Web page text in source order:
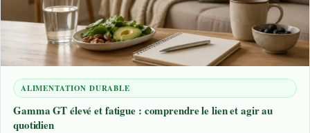
ALIMENTATION DURABLE
Gamma GT élevé et fatigue : comprendre le lien et agir au
quotidien